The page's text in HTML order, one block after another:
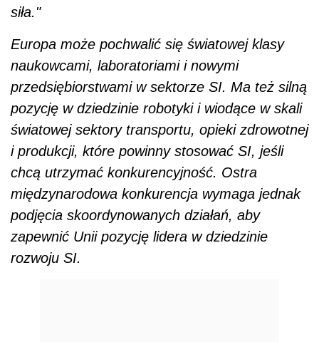
siła."
Europa może pochwalić się światowej klasy
naukowcami, laboratoriami i nowymi
przedsiębiorstwami w sektorze SI. Ma też silną
pozycję w dziedzinie robotyki i wiodące w skali
światowej sektory transportu, opieki zdrowotnej
i produkcji, które powinny stosować SI, jeśli
chcą utrzymać konkurencyjność. Ostra
międzynarodowa konkurencja wymaga jednak
podjęcia skoordynowanych działań, aby
zapewnić Unii pozycję lidera w dziedzinie
rozwoju SI.